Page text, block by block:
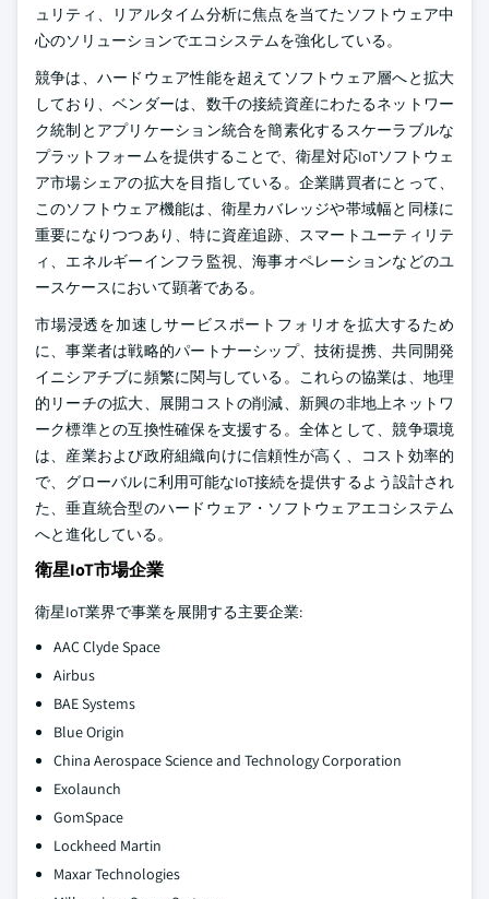
ュリティ、リアルタイム分析に焦点を当てたソフトウェア中
心のソリューションでエコシステムを強化している。
競争は、ハードウェア性能を超えてソフトウェア層へと拡大
しており、ベンダーは、数千の接続資産にわたるネットワー
ク統制とアプリケーション統合を簡素化するスケーラブルな
プラットフォームを提供することで、衛星対応IoTソフトウェ
ア市場シェアの拡大を目指している。企業購買者にとって、
このソフトウェア機能は、衛星カバレッジや帯域幅と同様に
重要になりつつあり、特に資産追跡、スマートユーティリテ
ィ、エネルギーインフラ監視、海事オペレーションなどのユ
ースケースにおいて顕著である。
市場浸透を加速しサービスポートフォリオを拡大するため
に、事業者は戦略的パートナーシップ、技術提携、共同開発
イニシアチブに頻繁に関与している。これらの協業は、地理
的リーチの拡大、展開コストの削減、新興の非地上ネットワ
ーク標準との互換性確保を支援する。全体として、競争環境
は、産業および政府組織向けに信頼性が高く、コスト効率的
で、グローバルに利用可能なIoT接続を提供するよう設計され
た、垂直統合型のハードウェア・ソフトウェアエコシステム
へと進化している。
衛星IoT市場企業
衛星IoT業界で事業を展開する主要企業:
AAC Clyde Space
Airbus
BAE Systems
Blue Origin
China Aerospace Science and Technology Corporation
Exolaunch
GomSpace
Lockheed Martin
Maxar Technologies